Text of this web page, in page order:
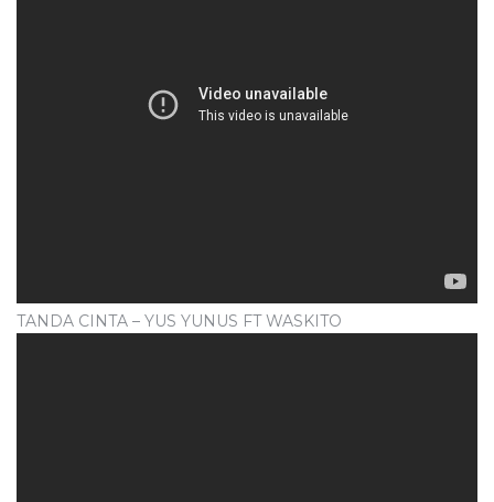
TANDA CINTA – YUS YUNUS FT WASKITO